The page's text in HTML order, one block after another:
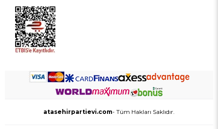
atasehirpartievi.com- Tüm Hakları Saklıdır.